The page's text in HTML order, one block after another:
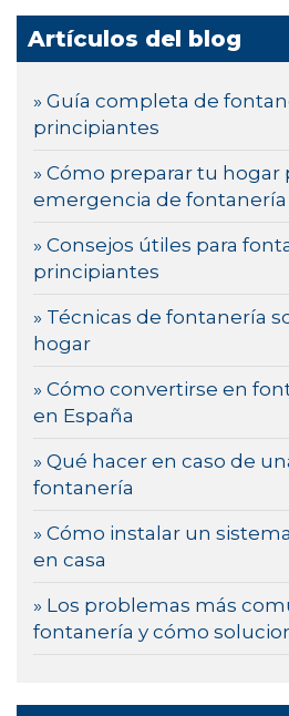
Artículos del blog
» Guía completa de
principiantes
» Cómo preparar tu hogar
emergencia de fontanería
» Consejos útiles para
principiantes
» Técnicas de fontanería
hogar
» Cómo convertirse en
en España
» Qué hacer en caso de
fontanería
» Cómo instalar un
en casa
» Los problemas más
fontanería y cómo